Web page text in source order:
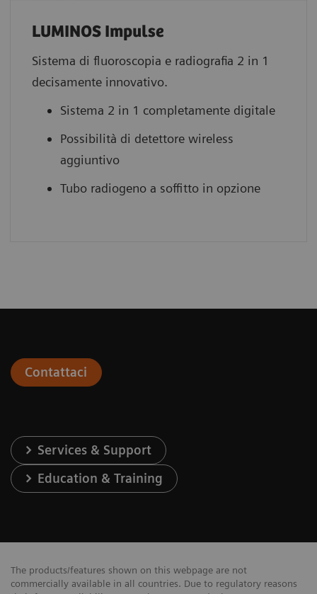
LUMINOS Impulse
Sistema di fluoroscopia e radiografia 2 in 1
decisamente innovativo.
Sistema 2 in 1 completamente digitale
Possibilità di detettore wireless
aggiuntivo
Tubo radiogeno a soffitto in opzione
Contattaci
Services & Support
Education & Training
The products/features shown on this webpage are not
commercially available in all countries. Due to regulatory reasons